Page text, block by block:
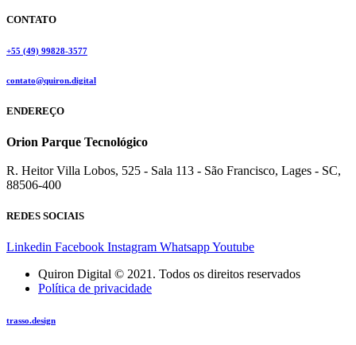
CONTATO
+55 (49) 99828-3577
contato@quiron.digital
ENDEREÇO
Orion Parque Tecnológico
R. Heitor Villa Lobos, 525 - Sala 113 - São Francisco, Lages - SC,
88506-400
REDES SOCIAIS
Linkedin Facebook Instagram WhatsappYoutube
Quiron Digital © 2021. Todos os direitos reservados
Política de privacidade
trasso.design